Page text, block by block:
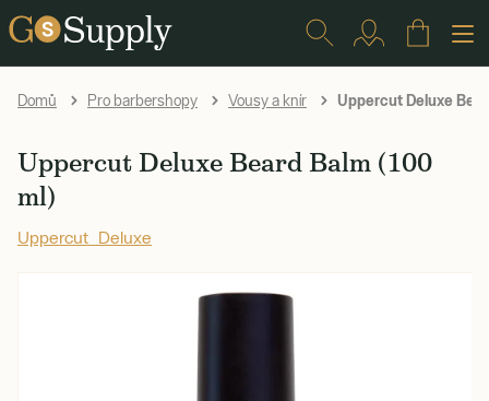
Domů Pro barbershopy Vousy a knír Uppercut Deluxe
Uppercut Deluxe Beard Balm (100
ml)
Uppercut Deluxe